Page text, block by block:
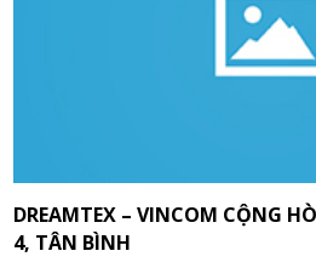
DREAMTEX – VINCOM CỘNG
4, TÂN BÌNH